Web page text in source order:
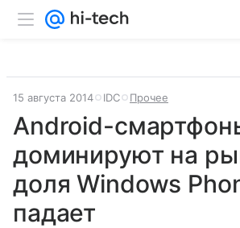
15 августа 2014 IDC Прочее
Android-
доминируют на
доля Windows
падает